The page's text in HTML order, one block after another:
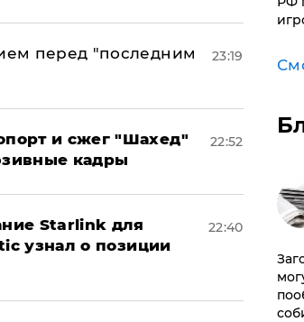
перед "последним
23:19
и сжег "Шахед"
кадры
22:52
Starlink для
узнал о позиции
22:40